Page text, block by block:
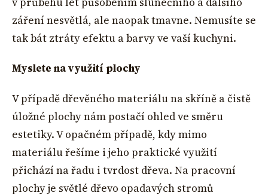
záření nesvětlá, ale naopak tmavne. Nemusíte se
tak bát ztráty efektu a barvy ve vaší kuchyni.
Myslete na využití plochy
V případě dřevěného materiálu na skříně a čistě
úložné plochy nám postačí ohled ve směru
estetiky. V opačném případě, kdy mimo
materiálu řešíme i jeho praktické využití
přichází na řadu i tvrdost dřeva. Na pracovní
plochy je světlé dřevo opadavých stromů